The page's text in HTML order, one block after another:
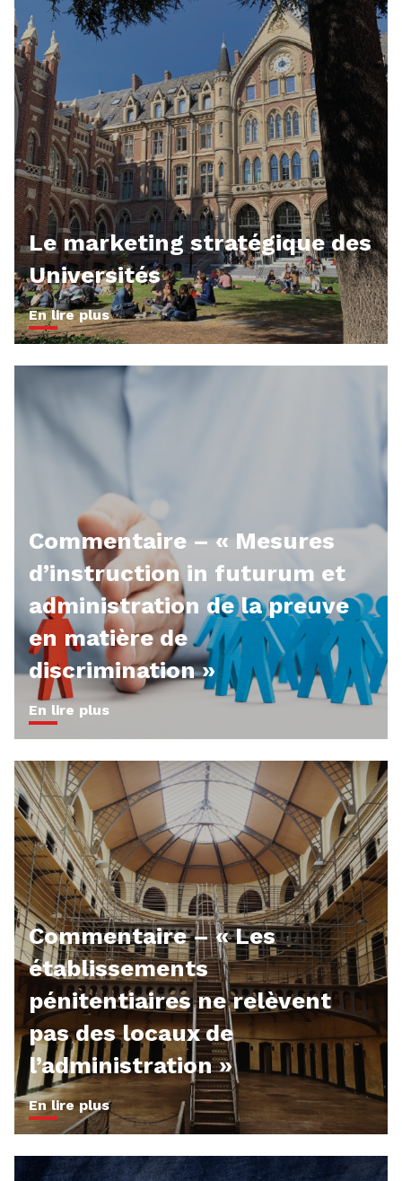
Le marketing stratégique des
Universités
En lire plus
Commentaire – « Mesures
d’instruction in futurum et
administration de la preuve
en matière de
discrimination »
En lire plus
Commentaire – « Les
établissements
pénitentiaires ne relèvent
pas des locaux de
l’administration »
En lire plus